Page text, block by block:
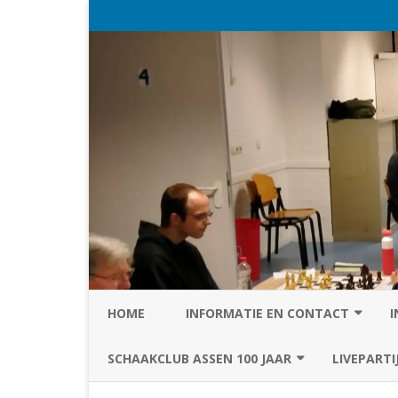
HOME INFORMATIE EN CONTACT
PRIVACY STATEMENT VAN SC
SCHAAKCLUB ASSEN 100 JAAR